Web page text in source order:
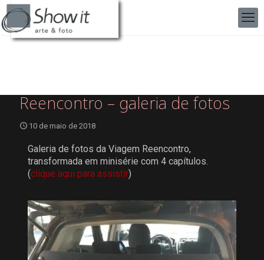
Reencontro – galeria de fotos
10 de maio de 2018
Galeria de fotos da Viagem Reencontro,
transformada em minisérie com 4 capítulos.
(clique aqui para assistir)